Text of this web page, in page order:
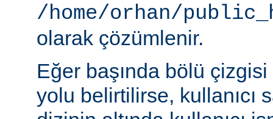
/home/orhan/
olarak çözümlenir.
Eğer başında bölü
yolu belirtilirse, kullanıcı